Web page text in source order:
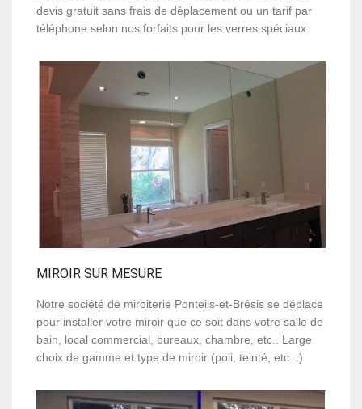
devis gratuit sans frais de déplacement ou un tarif par
téléphone selon nos forfaits pour les verres spéciaux.
MIROIR SUR MESURE
Notre société de miroiterie Ponteils-et-Brésis se déplace
pour installer votre miroir que ce soit dans votre salle de
bain, local commercial, bureaux, chambre, etc.. Large
choix de gamme et type de miroir (poli, teinté, etc...)